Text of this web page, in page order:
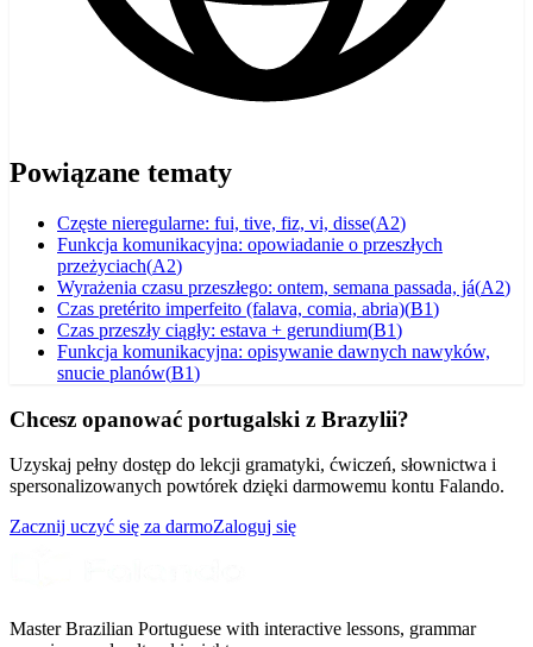
Powiązane tematy
Częste nieregularne: fui, tive, fiz, vi, disse(A2)
Funkcja komunikacyjna: opowiadanie o przeszłych
przeżyciach(A2)
Wyrażenia czasu przeszłego: ontem, semana passada, já(A2)
Czas pretérito imperfeito (falava, comia, abria)(B1)
Czas przeszły ciągły: estava + gerundium(B1)
Funkcja komunikacyjna: opisywanie dawnych nawyków,
snucie planów(B1)
Chcesz opanować portugalski z Brazylii?
Uzyskaj pełny dostęp do lekcji gramatyki, ćwiczeń, słownictwa i
spersonalizowanych powtórek dzięki darmowemu kontu Falando.
Zacznij uczyć się za darmoZaloguj się
Master Brazilian Portuguese with interactive lessons, grammar